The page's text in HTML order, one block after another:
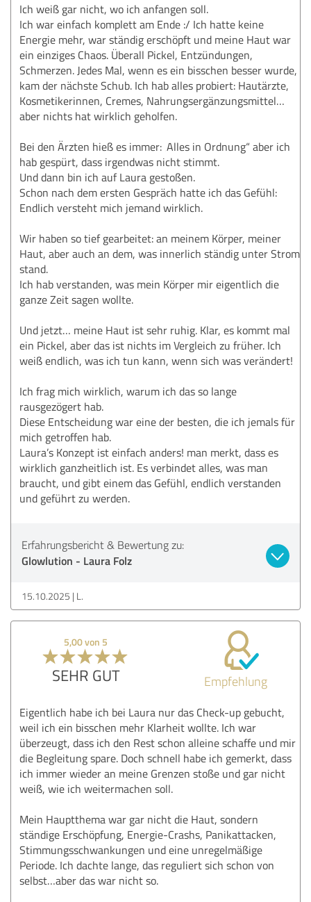
Ich weiß gar nicht, wo ich anfangen soll.
Ich war einfach komplett am Ende :/ Ich hatte keine
Energie mehr, war ständig erschöpft und meine Haut war
ein einziges Chaos. Überall Pickel, Entzündungen,
Schmerzen. Jedes Mal, wenn es ein bisschen besser wurde,
kam der nächste Schub. Ich hab alles probiert: Hautärzte,
Kosmetikerinnen, Cremes, Nahrungsergänzungsmittel…
aber nichts hat wirklich geholfen.
Bei den Ärzten hieß es immer: ‚Alles in Ordnung“ aber ich
hab gespürt, dass irgendwas nicht stimmt.
Und dann bin ich auf Laura gestoßen.
Schon nach dem ersten Gespräch hatte ich das Gefühl:
Endlich versteht mich jemand wirklich.
Wir haben so tief gearbeitet: an meinem Körper, meiner
Haut, aber auch an dem, was innerlich ständig unter Strom
stand.
Ich hab verstanden, was mein Körper mir eigentlich die
ganze Zeit sagen wollte.
Und jetzt… meine Haut ist sehr ruhig. Klar, es kommt mal
ein Pickel, aber das ist nichts im Vergleich zu früher. Ich
weiß endlich, was ich tun kann, wenn sich was verändert!
Ich frag mich wirklich, warum ich das so lange
rausgezögert hab.
Diese Entscheidung war eine der besten, die ich jemals für
mich getroffen hab.
Laura’s Konzept ist einfach anders! man merkt, dass es
wirklich ganzheitlich ist. Es verbindet alles, was man
braucht, und gibt einem das Gefühl, endlich verstanden
und geführt zu werden.
Erfahrungsbericht & Bewertung zu:
Glowlution - Laura Folz
15.10.2025 L.
5,00 von 5
SEHR GUT Empfehlung
Eigentlich habe ich bei Laura nur das Check-up gebucht,
weil ich ein bisschen mehr Klarheit wollte. Ich war
überzeugt, dass ich den Rest schon alleine schaffe und mir
die Begleitung spare. Doch schnell habe ich gemerkt, dass
ich immer wieder an meine Grenzen stoße und gar nicht
weiß, wie ich weitermachen soll.
Mein Hauptthema war gar nicht die Haut, sondern
ständige Erschöpfung, Energie-Crashs, Panikattacken,
Stimmungsschwankungen und eine unregelmäßige
Periode. Ich dachte lange, das reguliert sich schon von
selbst…aber das war nicht so.